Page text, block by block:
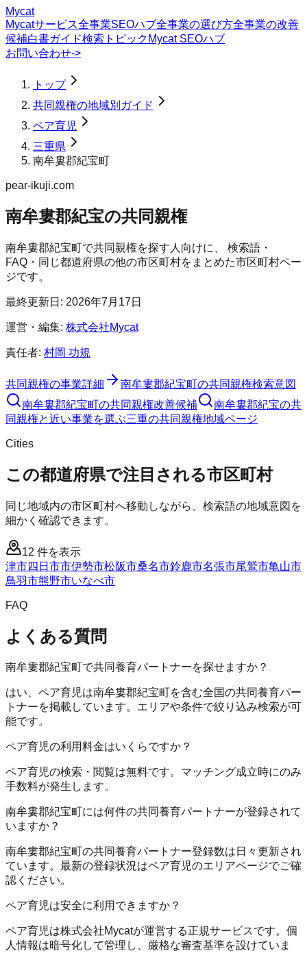
Mycat
Mycatサービス全事業SEOハブ全事業の選び方全事業の改善
候補白書ガイド検索トピック Mycat SEOハブ
お問い合わせ->
トップ
共同親権の地域別ガイド
ペア育児
三重県
南牟婁郡紀宝町
pear-ikuji.com
南牟婁郡紀宝の共同親権
南牟婁郡紀宝町で共同親権を探す人向けに、 検索語・
FAQ・同じ都道府県の他の市区町村をまとめた市区町村ペー
ジです。
最終更新日: 2026年7月17日
運営・編集: 株式会社Mycat
責任者: 村岡 功規
共同親権の事業詳細 南牟婁郡紀宝町の共同親権検索意図
南牟婁郡紀宝町の共同親権改善候補
南牟婁郡紀宝の共
同親権と近い事業を選ぶ三重の共同親権地域ページ
Cities
この都道府県で注目される市区町村
同じ地域内の市区町村へ移動しながら、検索語の地域意図を
細かく確認できます。
12 件を表示
津市四日市市伊勢市松阪市桑名市鈴鹿市名張市尾鷲市亀山市
鳥羽市熊野市いなべ市
FAQ
よくある質問
南牟婁郡紀宝町で共同養育パートナーを探せますか？
はい、ペア育児は南牟婁郡紀宝町を含む全国の共同養育パー
トナーを掲載しています。エリアや条件で絞り込み検索が可
能です。
ペア育児の利用料金はいくらですか？
ペア育児の検索・閲覧は無料です。マッチング成立時にのみ
手数料が発生します。
南牟婁郡紀宝町には何件の共同養育パートナーが登録されて
いますか？
南牟婁郡紀宝町の共同養育パートナー登録数は日々更新され
ています。最新の登録状況はペア育児のエリアページでご確
認ください。
ペア育児は安全に利用できますか？
ペア育児は株式会社Mycatが運営する正規サービスです。個
人情報は暗号化して管理し、厳格な審査基準を設けていま